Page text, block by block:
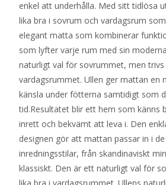
2
520 kr.
1
679 kr.
enkel att underhålla. Med sitt tidlösa
lika bra i sovrum och vardagsrum
elegant matta som kombinerar
som lyfter varje rum med sin
naturligt val för sovrummet, men trivs
vardagsrummet. Ullen ger mattan en
känsla under fötterna samtidigt som
tid.Resultatet blir ett hem som känns
inrett och bekvämt att leva i. Den
designen gör att mattan passar in i
inredningsstilar, från skandinaviskt
klassiskt. Den är ett naturligt val för
lika bra i vardagsrummet. Ullens